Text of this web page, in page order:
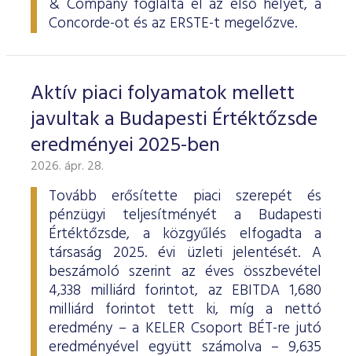
& Company foglalta el az első helyet, a
Concorde-ot és az ERSTE-t megelőzve.
Aktív piaci folyamatok mellett
javultak a Budapesti Értéktőzsde
eredményei 2025-ben
2026. ápr. 28.
Tovább erősítette piaci szerepét és
pénzügyi teljesítményét a Budapesti
Értéktőzsde, a közgyűlés elfogadta a
társaság 2025. évi üzleti jelentését. A
beszámoló szerint az éves összbevétel
4,338 milliárd forintot, az EBITDA 1,680
milliárd forintot tett ki, míg a nettó
eredmény – a KELER Csoport BÉT-re jutó
eredményével együtt számolva – 9,635